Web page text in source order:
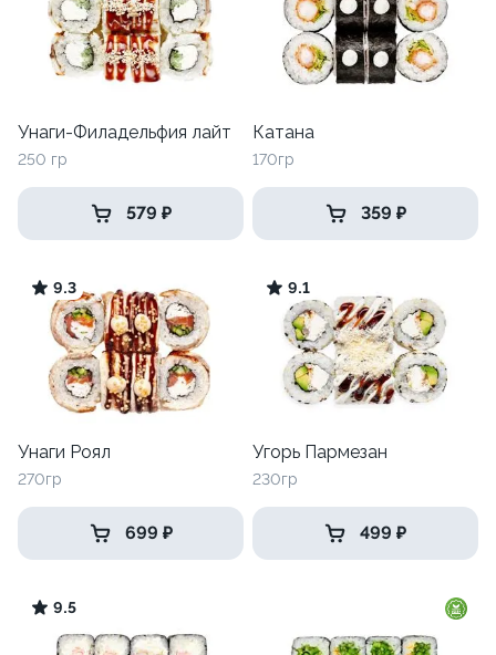
Унаги-Филадельфия лайт
250 гр
579 ₽
Катана
170гр
359 ₽
9.3
Унаги Роял
270гр
699 ₽
9.1
Угорь Пармезан
230гр
499 ₽
9.5